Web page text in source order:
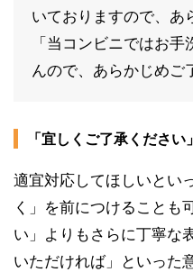
いておりますので、あ
「当コンビニではお
んので、あらかじめご
「宜しくご了承ください」
適宜対応してほしいとい
く」を前につけることも
い」よりもさらに丁寧な
いただければ」といった